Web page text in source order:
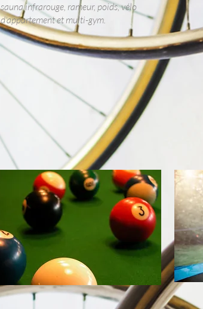
sauna infrarouge, rameur, poids, vélo
d'appartement et multi-gym.